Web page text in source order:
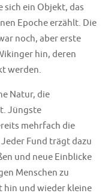
ein Objekt, das
Epoche erzählt. Die
noch, aber erste
hin, deren
werden.
Natur, die
Jüngste
mehrfach die
Fund trägt dazu
und neue Einblicke
Menschen zu
hin und wieder kleine